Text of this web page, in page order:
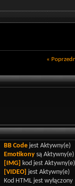
«
BB Codejest Aktywny(e)
Emotikonysą Aktywny(e)
[IMG]
kod jest Aktywny(e)
[VIDEO] jest Aktywny(e)
Kod HTML jest wyłączony